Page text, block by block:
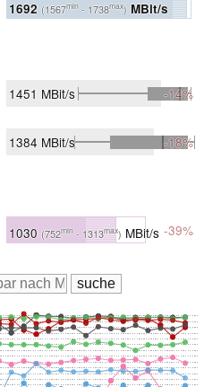
1692 (1567min - 1738max) MBit/s
1451 MBit/s -14%
1384 MBit/s -18%
1030 (752min - 1313max) MBit/s -39%